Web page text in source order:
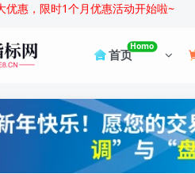
优惠，限时1个月优惠活动开始啦~
首页
Homo